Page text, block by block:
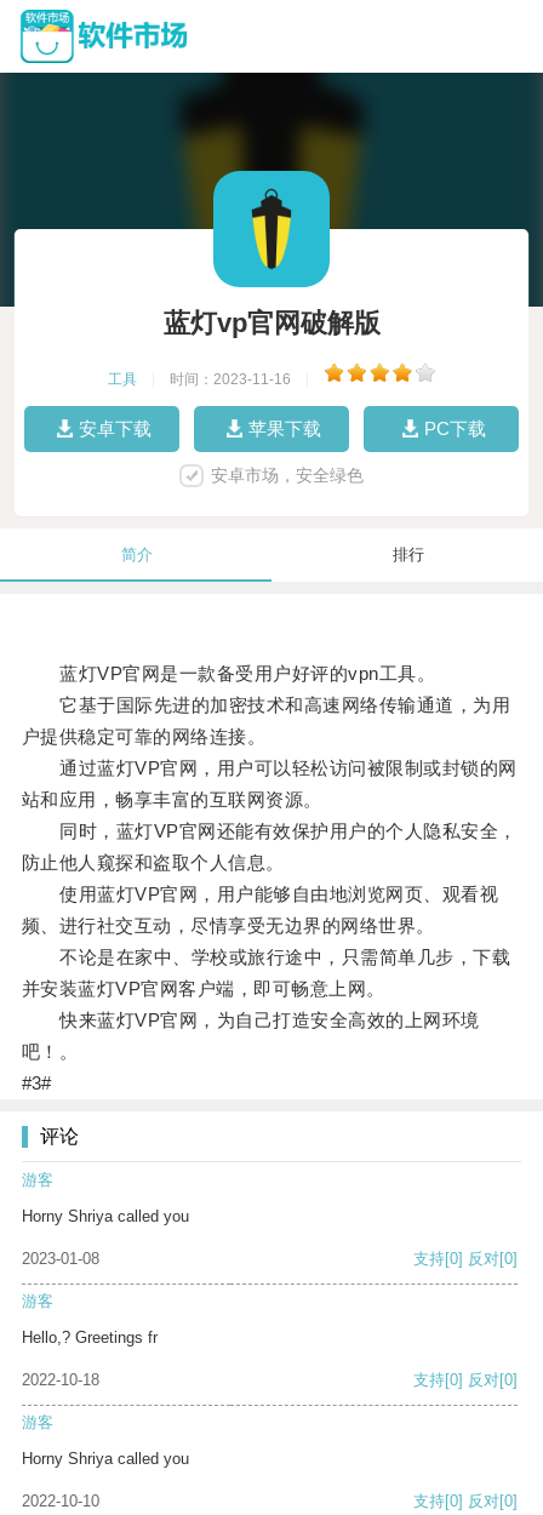
蓝灯vp官网破解版
工具 时间：2023-11-16
安卓下载 苹果下载 PC下载
安卓市场，安全绿色
简介 排行
蓝灯VP官网是一款备受用户好评的vpn工具。
它基于国际先进的加密技术和高速网络传输通道，为用
户提供稳定可靠的网络连接。
通过蓝灯VP官网，用户可以轻松访问被限制或封锁的网
站和应用，畅享丰富的互联网资源。
同时，蓝灯VP官网还能有效保护用户的个人隐私安全，
防止他人窥探和盗取个人信息。
使用蓝灯VP官网，用户能够自由地浏览网页、观看视
频、进行社交互动，尽情享受无边界的网络世界。
不论是在家中、学校或旅行途中，只需简单几步，下载
并安装蓝灯VP官网客户端，即可畅意上网。
快来蓝灯VP官网，为自己打造安全高效的上网环境
吧！。
#3#
评论
游客
Horny Shriya called you
2023-01-08 支持[0] 反对[0]
游客
Hello,? Greetings fr
2022-10-18 支持[0] 反对[0]
游客
Horny Shriya called you
2022-10-10 支持[0] 反对[0]